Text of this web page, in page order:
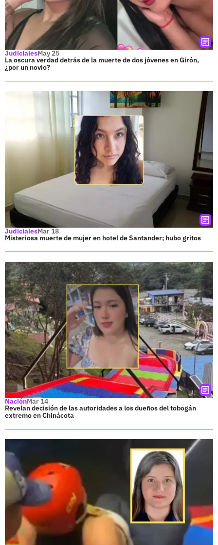
JudicialesMay 25
La oscura verdad detrás de la muerte de dos jóvenes en Girón,
¿por un novio?
JudicialesMar 18
Misteriosa muerte de mujer en hotel de Santander; hubo gritos
NaciónMar 14
Revelan decisión de las autoridades a los dueños del tobogán
extremo en Chinácota